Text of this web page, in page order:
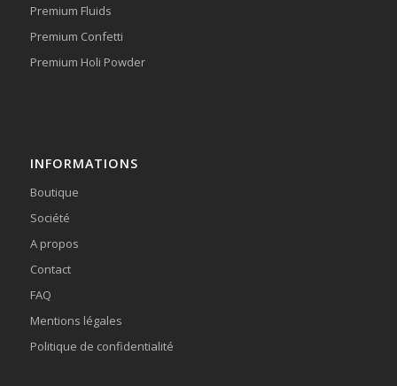
Premium Fluids
Premium Confetti
Premium Holi Powder
INFORMATIONS
Boutique
Société
A propos
Contact
FAQ
Mentions légales
Politique de confidentialité